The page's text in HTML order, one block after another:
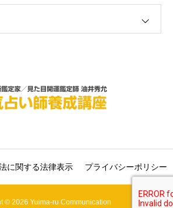
に関する法律表示 プライバシーポリシー
© 2026 Yuima-ru Communication